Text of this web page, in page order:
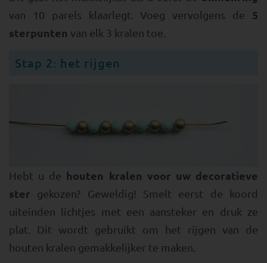
van 10 parels klaarlegt. Voeg vervolgens de 5
sterpunten van elk 3 kralen toe.
Stap 2: het rijgen
Hebt u de houten kralen voor uw decoratieve
ster gekozen? Geweldig! Smelt eerst de koord
uiteinden lichtjes met een aansteker en druk ze
plat. Dit wordt gebruikt om het rijgen van de
houten kralen gemakkelijker te maken.